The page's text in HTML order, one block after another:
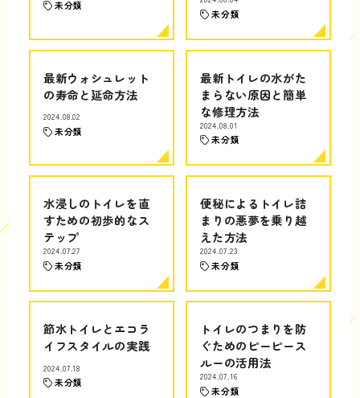
未分類
未分類
最新ウォシュレット
の寿命と延命方法
2024.08.02
未分類
最新トイレの水がた
まらない原因と簡単
な修理方法
2024.08.01
未分類
水浸しのトイレを直
すための初歩的なス
テップ
2024.07.27
未分類
便秘によるトイレ詰
まりの悪夢を乗り越
えた方法
2024.07.23
未分類
節水トイレとエコラ
イフスタイルの実践
2024.07.18
未分類
トイレのつまりを防
ぐためのピーピース
ルーの活用法
2024.07.16
未分類